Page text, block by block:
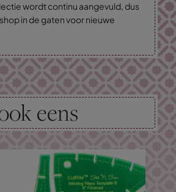
wordt continu aangevuld, dus
in de gaten voor nieuwe
eens